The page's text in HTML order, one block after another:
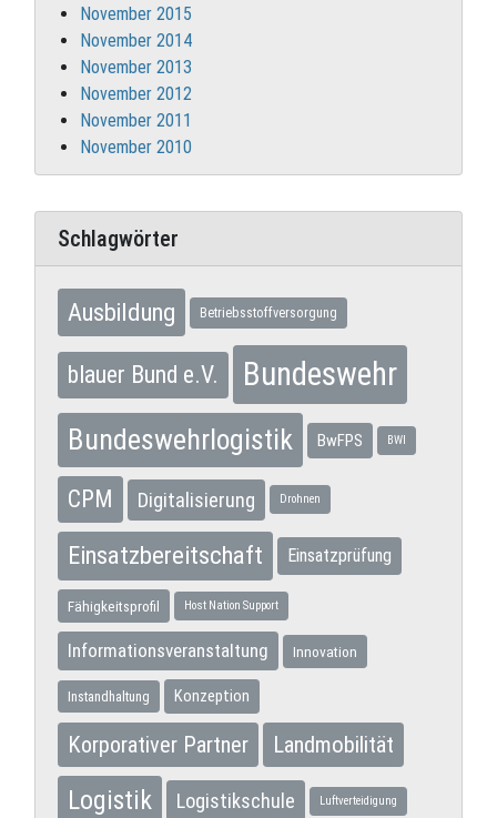
November 2015
November 2014
November 2013
November 2012
November 2011
November 2010
Schlagwörter
Ausbildung Betriebsstoffversorgung
blauer Bund e.V. Bundeswehr
Bundeswehrlogistik BwFPS BWI
CPM Digitalisierung Drohnen
Einsatzbereitschaft Einsatzprüfung
Fähigkeitsprofil Host Nation Support
Informationsveranstaltung Innovation
Instandhaltung Konzeption
Korporativer Partner Landmobilität
Logistik Logistikschule Luftverteidigung